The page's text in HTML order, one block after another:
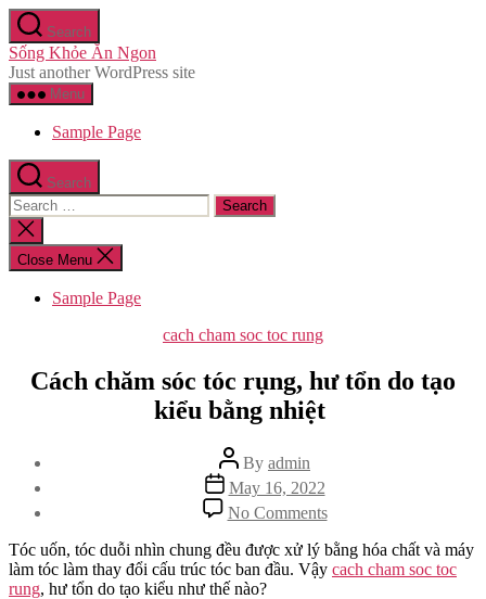
Skip
to
the
content
Search
Sống Khỏe Ăn Ngon
Just another WordPress site
Menu
Sample Page
Search
Search
for:
Close
search
Close Menu
Sample Page
Categories
cach cham soc toc rung
Cách chăm sóc tóc rụng, hư tổn do tạo
kiểu bằng nhiệt
Post
author
By admin
Post
date
May 16, 2022
No Commentson
Cách
chăm
sóc
Tóc uốn, tóc duỗi nhìn chung đều được xử lý bằng hóa chất và máy
làm tóc làm thay đổi cấu trúc tóc ban đầu. Vậy cach cham soc toc
rung, hư tổn do tạo kiểu như thế nào?